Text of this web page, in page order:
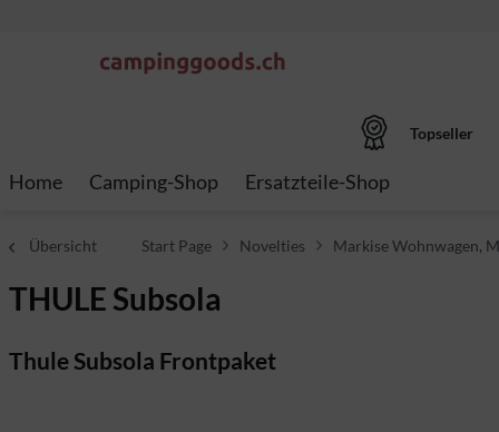
Topseller
Home Camping-Shop Ersatzteile-Shop
Übersicht Start Page Novelties Markise Wohnwagen,
THULE Subsola
Thule Subsola Frontpaket